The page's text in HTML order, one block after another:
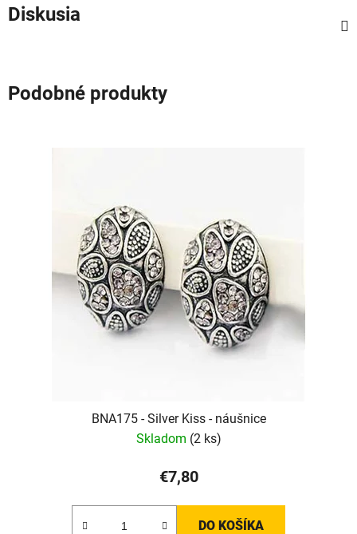
Diskusia
Podobné produkty
BNA175 - Silver Kiss - náušnice
Skladom (2 ks)
€7,80
DO KOŠÍKA